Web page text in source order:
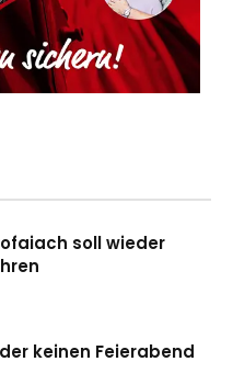
soll wieder
der keinen Feierabend